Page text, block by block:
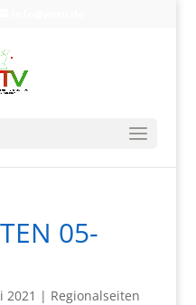
05-
2021 | Regionalseiten